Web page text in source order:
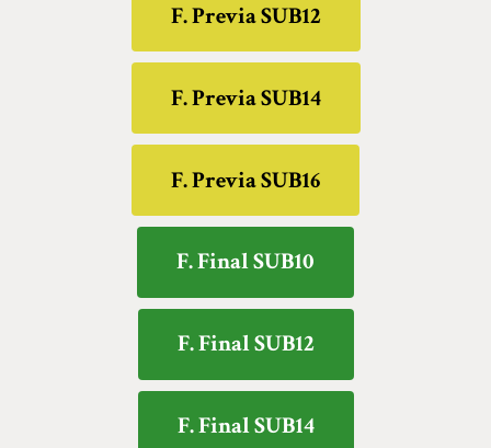
F. Previa SUB12
F. Previa SUB14
F. Previa SUB16
F. Final SUB10
F. Final SUB12
F. Final SUB14